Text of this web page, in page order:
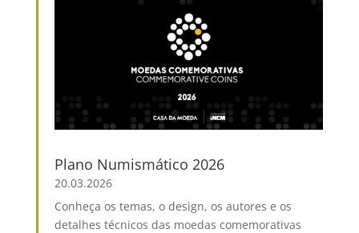
Plano Numismático 2026
20.03.2026
Conheça os temas, o design, os autores e os
detalhes técnicos das moedas comemorativas